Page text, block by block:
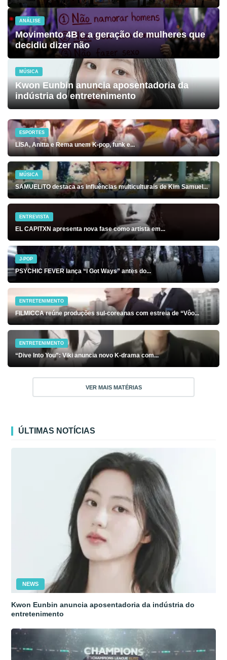
ANÁLISE
Movimento 4B e a geração de mulheres que
decidiu dizer não
MÚSICA
Kwon Eunbin anuncia aposentadoria da
indústria do entretenimento
ESPORTES
LISA, Anitta e Rema unem K-pop, funk e...
MÚSICA
SAMUELiTO destaca as influências multiculturais de Kim Samuel...
ENTREVISTA
EL CAPITXN apresenta nova fase como artista em...
J-POP
PSYCHIC FEVER lança “I Got Ways” antes do...
ENTRETENIMENTO
FILMICCA reúne produções sul-coreanas com estreia de “Vôo...
ENTRETENIMENTO
“Dive Into You”: Viki anuncia novo K-drama com...
VER MAIS MATÉRIAS
ÚLTIMAS NOTÍCIAS
NEWS
Kwon Eunbin anuncia aposentadoria da indústria do
entretenimento